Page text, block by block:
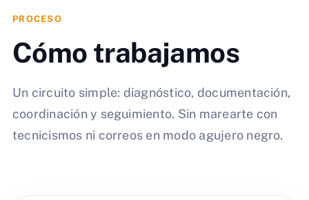
PROCESO
Cómo trabajamos
Un circuito simple: diagnóstico, documentación,
coordinación y seguimiento. Sin marearte con
tecnicismos ni correos en modo agujero negro.